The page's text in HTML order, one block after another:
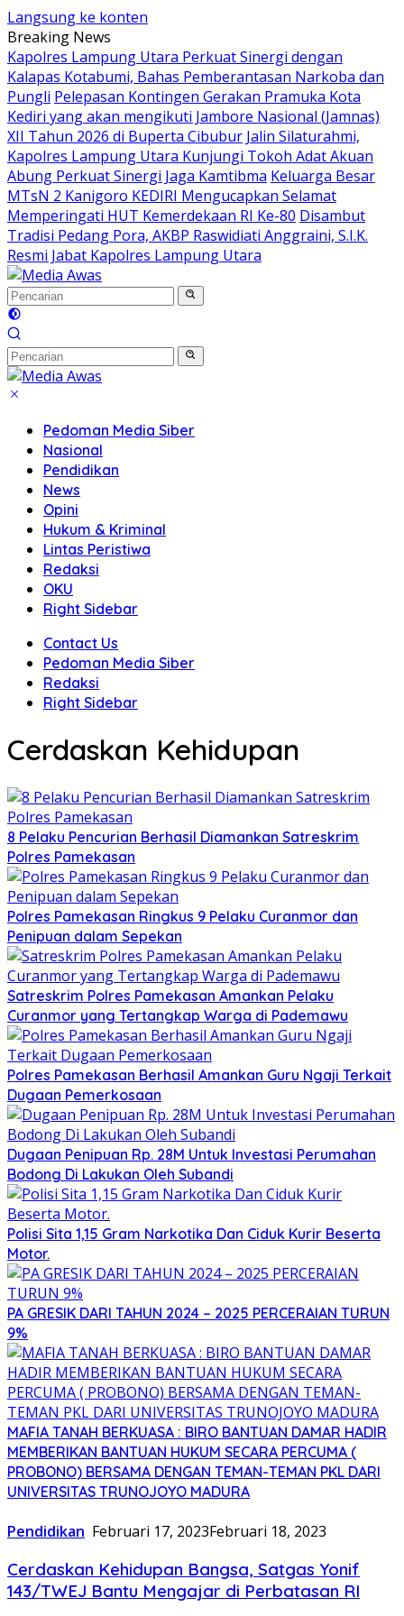
Langsung ke konten
Breaking News
Kapolres Lampung Utara Perkuat Sinergi dengan
Kalapas Kotabumi, Bahas Pemberantasan Narkoba dan
Pungli Pelepasan Kontingen Gerakan Pramuka Kota
Kediri yang akan mengikuti Jambore Nasional (Jamnas)
XII Tahun 2026 di Buperta Cibubur Jalin Silaturahmi,
Kapolres Lampung Utara Kunjungi Tokoh Adat Akuan
Abung Perkuat Sinergi Jaga Kamtibma Keluarga Besar
MTsN 2 Kanigoro KEDIRI Mengucapkan Selamat
Memperingati HUT Kemerdekaan RI Ke-80 Disambut
Tradisi Pedang Pora, AKBP Raswidiati Anggraini, S.I.K.
Resmi Jabat Kapolres Lampung Utara
Pedoman Media Siber
Nasional
Pendidikan
News
Opini
Hukum & Kriminal
Lintas Peristiwa
Redaksi
OKU
Right Sidebar
Contact Us
Pedoman Media Siber
Redaksi
Right Sidebar
Cerdaskan Kehidupan
8 Pelaku Pencurian Berhasil Diamankan Satreskrim
Polres Pamekasan
Polres Pamekasan Ringkus 9 Pelaku Curanmor dan
Penipuan dalam Sepekan
Satreskrim Polres Pamekasan Amankan Pelaku
Curanmor yang Tertangkap Warga di Pademawu
Polres Pamekasan Berhasil Amankan Guru Ngaji Terkait
Dugaan Pemerkosaan
Dugaan Penipuan Rp. 28M Untuk Investasi Perumahan
Bodong Di Lakukan Oleh Subandi
Polisi Sita 1,15 Gram Narkotika Dan Ciduk Kurir Beserta
Motor.
PA GRESIK DARI TAHUN 2024 – 2025 PERCERAIAN TURUN
9%
MAFIA TANAH BERKUASA : BIRO BANTUAN DAMAR HADIR
MEMBERIKAN BANTUAN HUKUM SECARA PERCUMA (
PROBONO) BERSAMA DENGAN TEMAN-TEMAN PKL DARI
UNIVERSITAS TRUNOJOYO MADURA
Pendidikan Februari 17, 2023Februari 18, 2023
Cerdaskan Kehidupan Bangsa, Satgas Yonif
143/TWEJ Bantu Mengajar di Perbatasan RI